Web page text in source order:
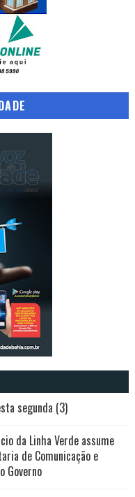
segunda (3)
da Linha Verde assume
de Comunicação e
Governo